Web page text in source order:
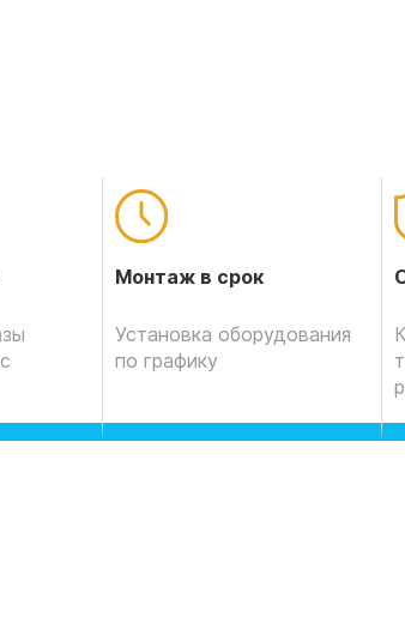
Монтаж в срок
Установка оборудования
по графику